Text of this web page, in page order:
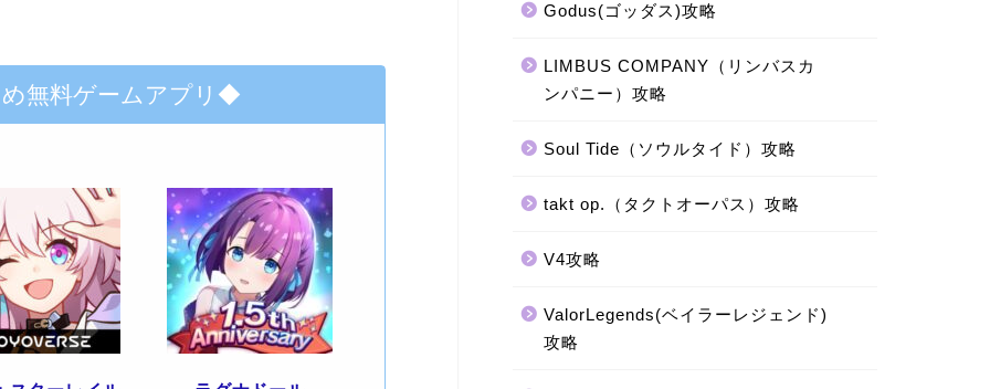
無料ゲームアプリ◆
Godus(ゴッダス)攻略
LIMBUS COMPANY（リンバスカ
ンパニー）攻略
Soul Tide（ソウルタイド）攻略
takt op.（タクトオーパス）攻略
V4攻略
ValorLegends(ベイラーレジェンド)
攻略